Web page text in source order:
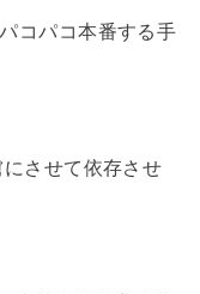
コパコ本番する手
にさせて依存させ